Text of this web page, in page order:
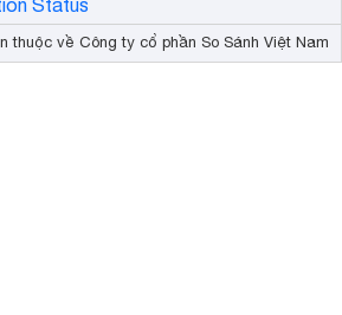
thuộc về Công ty cổ phần So Sánh Việt Nam